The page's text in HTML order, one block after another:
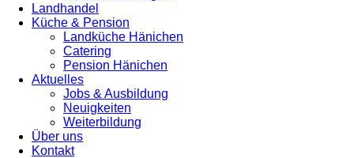
Landhandel
Küche & Pension
Landküche Hänichen
Catering
Pension Hänichen
Aktuelles
Jobs & Ausbildung
Neuigkeiten
Weiterbildung
Über uns
Kontakt